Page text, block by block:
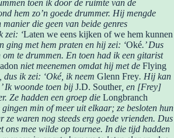
toen ik door de ruimte van de
hem zo’n goede drummer. Hij mengde
die geen van beide genres
zei: ‘Laten we eens kijken of we hem kunnen
ging met hem praten en hij zei: ‘Oké.’ Dus
te drummen. En toen had ik een gitarist
niet meenemen omdat hij met de Flying
dus ik zei: ‘Oké, ik neem Glenn Frey. Hij kan
Ik woonde toen bij J.D. Souther, en [Frey]
Ze hadden een groep die Longbranch
gingen min of meer uit elkaar; ze besloten hun
ze waren nog steeds erg goede vrienden. Dus
ons mee wilde op tournee. In die tijd hadden